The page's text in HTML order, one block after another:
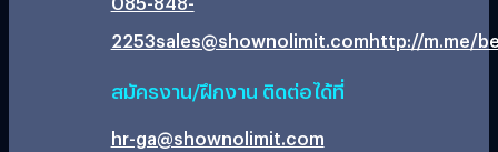
2253sales@shownolimit.comhttp://m.me/
สมัครงาน/ฝึกงาน ติดต่อได้ที่
hr-ga@shownolimit.com